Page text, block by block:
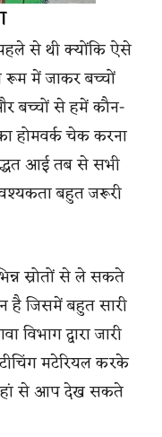
से थी क्योंकि ऐसे
में जाकर बच्चों
बच्चों से हमें कौन-
होमवर्क चेक करना
आई तब से सभी
बहुत जरूरी
स्रोतों से ले सकते
जिसमें बहुत सारी
द्वारा जारी
मटेरियल करके
जहां से आप देख सकते